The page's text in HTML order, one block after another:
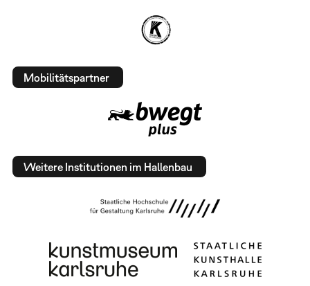
Mobilitätspartner
Weitere Institutionen im Hallenbau